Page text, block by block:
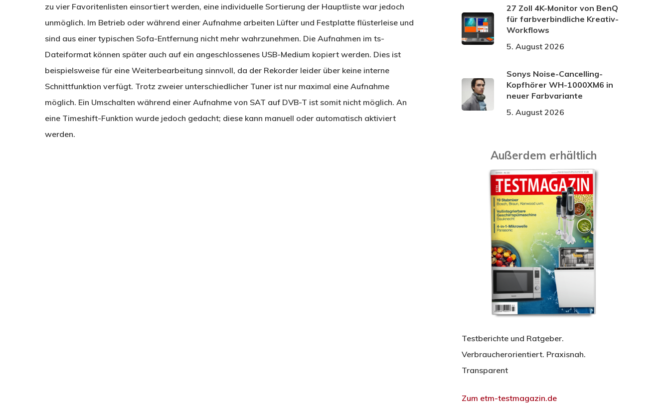
zu vier Favoritenlisten einsortiert werden, eine individuelle Sortierung der Hauptliste war jedoch
unmöglich. Im Betrieb oder während einer Aufnahme arbeiten Lüfter und Festplatte flüsterleise und
sind aus einer typischen Sofa-Entfernung nicht mehr wahrzunehmen. Die Aufnahmen im ts-
Dateiformat können später auch auf ein angeschlossenes USB-Medium kopiert werden. Dies ist
beispielsweise für eine Weiterbearbeitung sinnvoll, da der Rekorder leider über keine interne
Schnittfunktion verfügt. Trotz zweier unterschiedlicher Tuner ist nur maximal eine Aufnahme
möglich. Ein Umschalten während einer Aufnahme von SAT auf DVB-T ist somit nicht möglich. An
eine Timeshift-Funktion wurde jedoch gedacht; diese kann manuell oder automatisch aktiviert
werden.
27 Zoll 4K-Monitor von BenQ
für farbverbindliche Kreativ-
Workflows
5. August 2026
Sonys Noise-Cancelling-
Kopfhörer WH-1000XM6 in
neuer Farbvariante
5. August 2026
Außerdem erhältlich
Testberichte und Ratgeber.
Verbraucherorientiert. Praxisnah.
Transparent
Zum etm-testmagazin.de